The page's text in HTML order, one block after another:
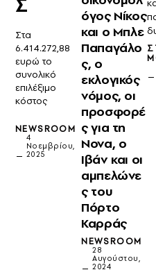
Στα
6.414.272,88
ευρώ το
συνολικό
επιλέξιμο
κόστος
NEWSROOM
4
Νοεμβρίου,
2025
όγος Νίκος
και ο Μπλε
Παπαγάλο
ς, ο
εκλογικός
νόμος, οι
προσφορέ
ς για τη
Nova, ο
Ιβάν και οι
αμπελώνε
ς του
Πόρτο
Καρράς
NEWSROOM
28
Αυγούστου,
2024